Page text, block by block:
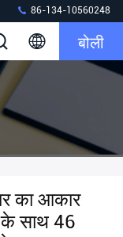
86-134-10560248
बोली
का आकार
साथ 46